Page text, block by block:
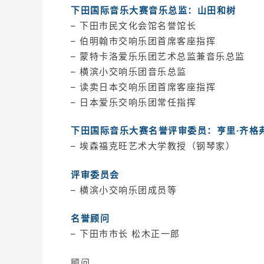
下田国际音乐大赛音乐总监：山田和树
– 下田市民文化会馆名誉馆长
– 伯明翰市交响乐团首席客座指挥
– 蒙特卡洛爱乐乐团艺术总监兼音乐总监
– 横滨小交响乐团音乐总监
– 读卖日本交响乐团首席客座指挥
– 日本爱乐交响乐团常任指挥
下田国际音乐大赛名誉评审委员：亨里·齐格
– 埃森福克旺艺术大学教授（钢琴家）
评审委员会
– 横滨小交响乐团成员等
名誉顾问
– 下田市市长 松木正一郎